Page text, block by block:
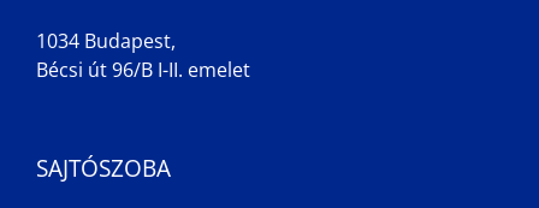
1034 Budapest,
Bécsi út 96/B I-II. emelet
SAJTÓSZOBA